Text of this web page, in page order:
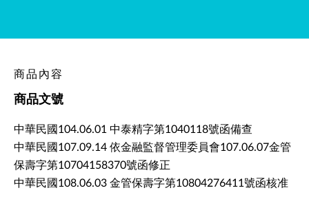
商品內容
商品文號
中華民國104.06.01 中泰精字第1040118號函備查
中華民國107.09.14 依金融監督管理委員會107.06.07金管
保壽字第10704158370號函修正
中華民國108.06.03 金管保壽字第10804276411號函核准